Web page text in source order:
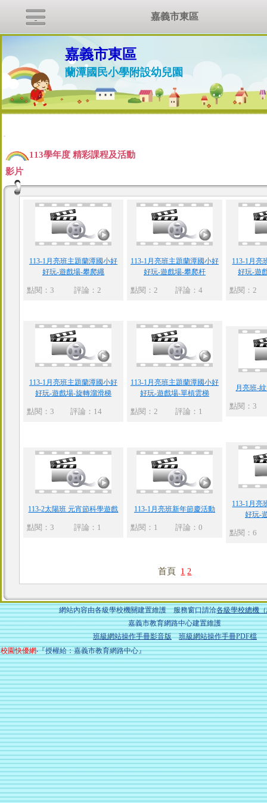
嘉義市東區
蘭潭國民小學附設幼兒園
:::
113學年度 精彩課程及活動
影片
113-1月亮班主題蘭潭國小好
好玩-遊戲場-攀爬繩
點閱：3 評論：2
113-1月亮班主題蘭潭國小好
好玩-遊戲場-攀爬杆
點閱：2 評論：4
113-1月亮
好玩-遊
點閱：2
113-1月亮班主題蘭潭國小好
好玩-遊戲場-旋轉溜滑梯
點閱：3 評論：14
113-1月亮班主題蘭潭國小好
好玩-遊戲場-單槓雲梯
點閱：2 評論：1
月亮班-
點閱：3
113-2太陽班 元宵節科學遊戲
點閱：3 評論：1
113-1月亮班新年節慶活動
點閱：1 評論：0
113-1月亮
好玩-
點閱：6
首頁 1 2
網站內容由各級學校機關建置維護 服務窗口請洽各級學校總機
嘉義市教育網路中心建置維護
班級網站操作手冊影音版
班級網站操作手冊PDF檔
校園快優網‧『授權給：嘉義市教育網路中心』
嘉義市東區